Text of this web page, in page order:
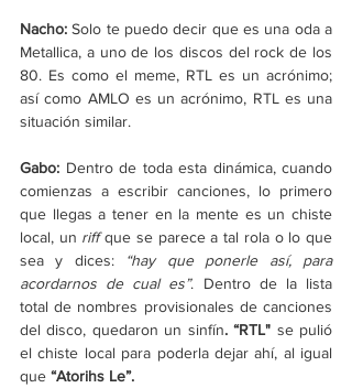
Nacho: Solo te puedo decir que es una oda a
Metallica, a uno de los discos del rock de los
80. Es como el meme, RTL es un acrónimo;
así como AMLO es un acrónimo, RTL es una
situación similar.
Gabo: Dentro de toda esta dinámica, cuando
comienzas a escribir canciones, lo primero
que llegas a tener en la mente es un chiste
local, un riff que se parece a tal rola o lo que
sea y dices:
“hay que ponerle así, para
acordarnos de cual es”. Dentro de la lista
total de nombres provisionales de canciones
del disco, quedaron un sinfín. “RTL" se pulió
el chiste local para poderla dejar ahí, al igual
que “Atorihs Le”.